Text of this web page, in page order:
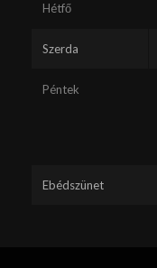
Hétfő
Szerda
Péntek
Ebédszünet